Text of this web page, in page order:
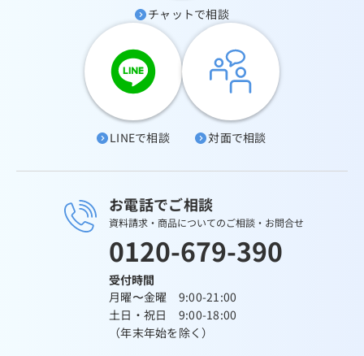
チャットで相談
LINEで相談 対面で相談
お電話でご相談
資料請求・商品についてのご相談・お問合せ
0120-679-390
受付時間
月曜〜金曜 9:00-21:00
土日・祝日 9:00-18:00
（年末年始を除く）